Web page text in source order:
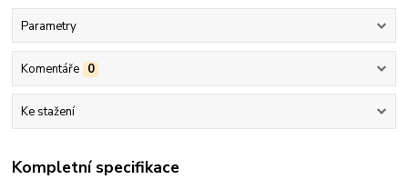
Parametry
Komentáře 0
Ke stažení
Kompletní specifikace